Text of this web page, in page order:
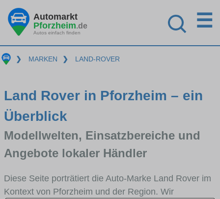
Automarkt
Pforzheim.de
Autos einfach finden
☰
❯ MARKEN ❯ LAND-ROVER
Land Rover in Pforzheim – ein
Überblick
Modellwelten, Einsatzbereiche und
Angebote lokaler Händler
Diese Seite porträtiert die Auto-Marke Land Rover im
Kontext von Pforzheim und der Region. Wir